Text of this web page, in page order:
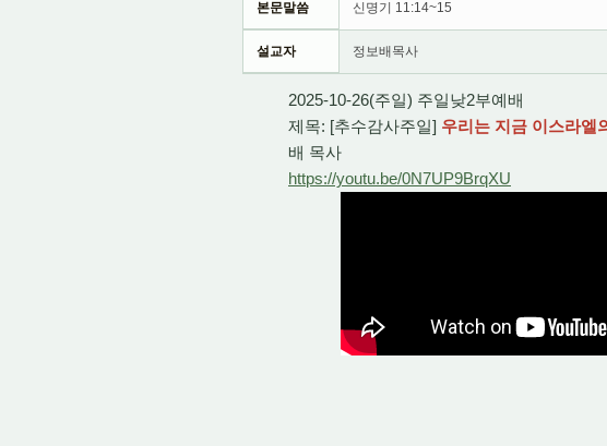
본문말씀 신명기 11:14~15
설교자 정보배목사
2025-10-26(주일) 주일낮2부예배
제목: [추수감사주일] 우리는 지금 이스라엘
배 목사
https://youtu.be/0N7UP9BrqXU